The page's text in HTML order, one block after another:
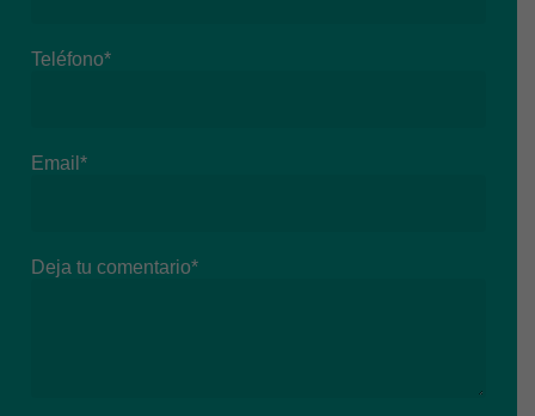
Teléfono*
Email*
Deja tu comentario*